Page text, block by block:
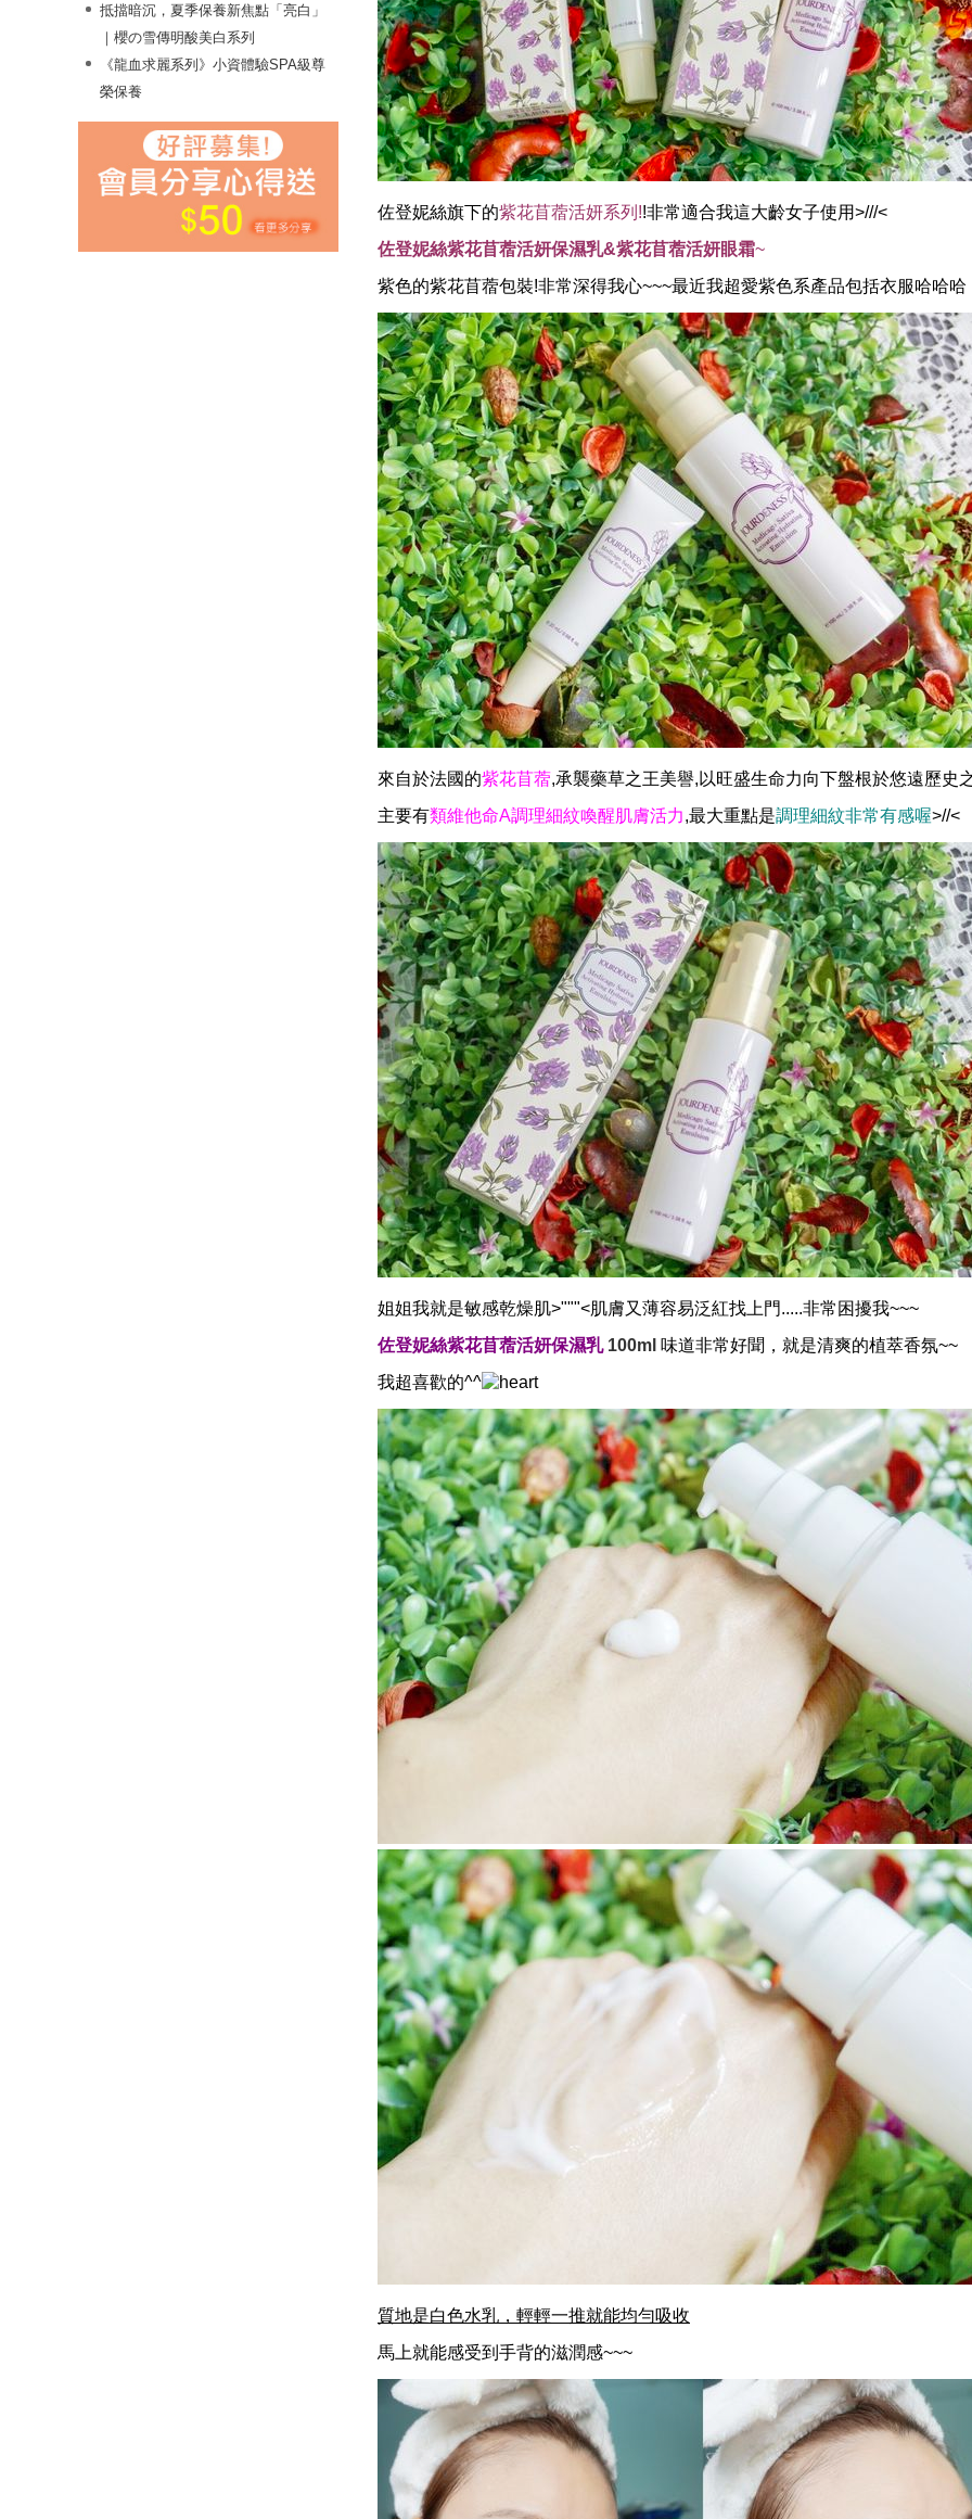
抵擋暗沉，夏季保養新焦點「亮白」
｜櫻の雪傳明酸美白系列
《龍血求麗系列》小資體驗SPA級尊
榮保養
佐登妮絲旗下的紫花苜蓿活妍系列 !!非常適合我這大齡女子使用>///<
佐登妮絲紫花苜蓿活妍保濕乳&紫花苜蓿活妍眼霜~
紫色的紫花苜蓿包裝!非常深得我心~~~最近我超愛紫色系產品包括衣服哈哈哈
來自於法國的紫花苜蓿,承襲藥草之王美譽,以旺盛生命力向下盤根於悠遠歷史
主要有類維他命A調理細紋喚醒肌膚活力,最大重點是調理細紋非常有感喔>//<
姐姐我就是敏感乾燥肌>"""<肌膚又薄容易泛紅找上門.....非常困擾我~~~
佐登妮絲紫花苜蓿活妍保濕乳100ml 味道非常好聞，就是清爽的植萃香氛~~
我超喜歡的^^
質地是白色水乳，輕輕一推就能均勻吸收
馬上就能感受到手背的滋潤感~~~